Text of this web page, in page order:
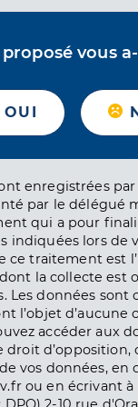
vous
OUI
enregistrées
par le délégué
qui a pour
indiquées lors de
ce traitement est
la collecte est
Les données sont
l’objet
accéder aux
droit d’opposition,
vos données, en
ou en écrivant à